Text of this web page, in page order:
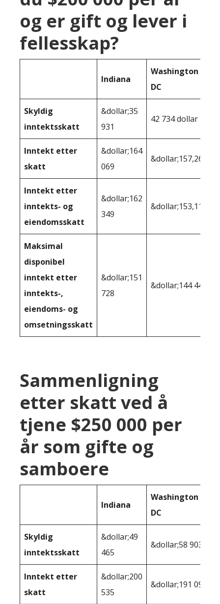
og er gift og lever i
fellesskap?
Indiana
Washington
DC
Skyldig
inntektsskatt
&dollar;35
931
42 734 dollar
Inntekt etter
skatt
&dollar;164
069
&dollar;157,266
Inntekt etter
inntekts- og
eiendomsskatt
&dollar;162
349
&dollar;153,115
Maksimal
disponibel
inntekt etter
inntekts-,
eiendoms- og
omsetningsskatt
&dollar;151
728
&dollar;144 448
Sammenligning
etter skatt ved å
tjene $250 000 per
år som gifte og
samboere
Indiana
Washington
DC
Skyldig
inntektsskatt
&dollar;49
465
&dollar;58 903
Inntekt etter
skatt
&dollar;200
535
&dollar;191 097